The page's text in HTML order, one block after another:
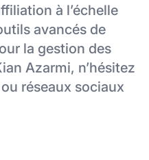
à l’échelle
avancés de
la gestion des
Azarmi, n’hésitez
réseaux sociaux